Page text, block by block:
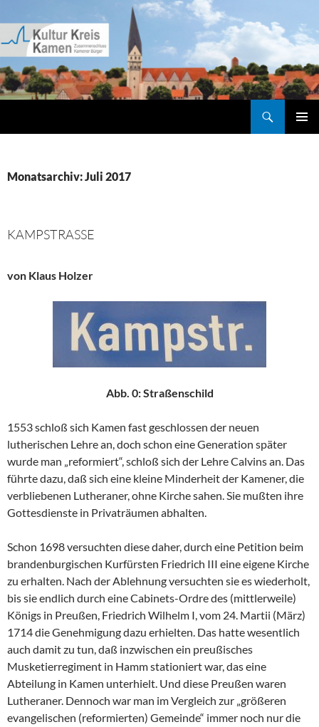
Inhalt
springen
Monatsarchiv: Juli 2017
KAMPSTRASSE
von Klaus Holzer
Abb. 0: Straßenschild
1553 schloß sich Kamen fast geschlossen der neuen
lutherischen Lehre an, doch schon eine Generation später
wurde man „reformiert“, schloß sich der Lehre Calvins an. Das
führte dazu, daß sich eine kleine Minderheit der Kamener, die
verbliebenen Lutheraner, ohne Kirche sahen. Sie mußten ihre
Gottesdienste in Privaträumen abhalten.
Schon 1698 versuchten diese daher, durch eine Petition beim
brandenburgischen Kurfürsten Friedrich III eine eigene Kirche
zu erhalten. Nach der Ablehnung versuchten sie es wiederholt,
bis sie endlich durch eine Cabinets-Ordre des (mittlerweile)
Königs in Preußen, Friedrich Wilhelm I, vom 24. Martii (März)
1714 die Genehmigung dazu erhielten. Das hatte wesentlich
auch damit zu tun, daß inzwischen ein preußisches
Musketierregiment in Hamm stationiert war, das eine
Abteilung in Kamen unterhielt. Und diese Preußen waren
Lutheraner. Dennoch war man im Vergleich zur „größeren
evangelischen (reformierten) Gemeinde“ immer noch nur die